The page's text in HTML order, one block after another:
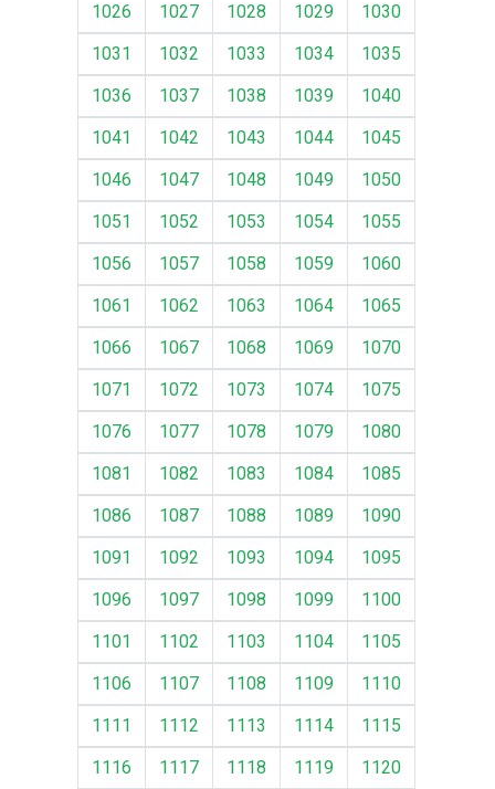
1026
1027 1028 1029
1030
1031
1032 1033 1034
1035
1036
1037 1038 1039
1040
1041
1042 1043 1044
1045
1046
1047 1048 1049
1050
1051
1052 1053 1054
1055
1056
1057 1058 1059
1060
1061
1062 1063 1064
1065
1066
1067 1068 1069
1070
1071
1072 1073 1074
1075
1076
1077 1078 1079
1080
1081
1082 1083 1084
1085
1086
1087 1088 1089
1090
1091
1092 1093 1094
1095
1096
1097 1098 1099
1100
1101
1102 1103 1104
1105
1106
1107 1108 1109
1110
1111
1112 1113 1114
1115
1116
1117 1118 1119 1120